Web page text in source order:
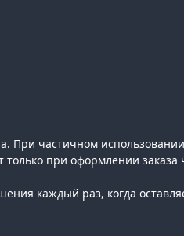
частичном использовании
при оформлении заказа
каждый раз, когда